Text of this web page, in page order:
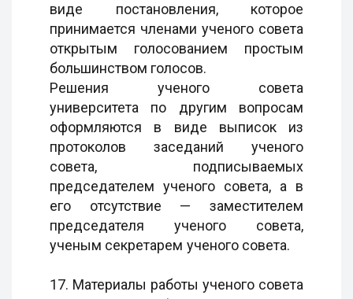
виде постановления, которое
принимается членами ученого совета
открытым голосованием простым
большинством голосов.
Решения ученого совета
университета по другим вопросам
оформляются в виде выписок из
протоколов заседаний ученого
совета, подписываемых
председателем ученого совета, а в
его отсутствие — заместителем
председателя ученого совета,
ученым секретарем ученого совета.
17. Материалы работы ученого совета